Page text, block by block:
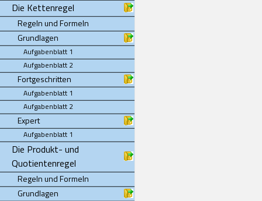
Die Kettenregel
Regeln und Formeln
Grundlagen
Aufgabenblatt 1
Aufgabenblatt 2
Fortgeschritten
Aufgabenblatt 1
Aufgabenblatt 2
Expert
Aufgabenblatt 1
Die Produkt- und
Quotientenregel
Regeln und Formeln
Grundlagen